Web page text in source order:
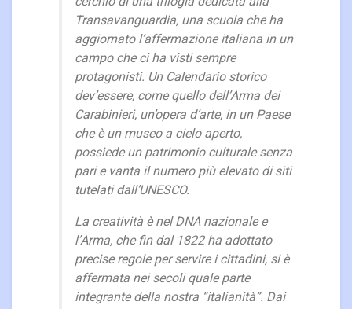
Transavanguardia, una scuola che ha
aggiornato l’affermazione italiana in un
campo che ci ha visti sempre
protagonisti. Un Calendario storico
dev’essere, come quello dell’Arma dei
Carabinieri, un’opera d’arte, in un Paese
che è un museo a cielo aperto,
possiede un patrimonio culturale senza
pari e vanta il numero più elevato di siti
tutelati dall’UNESCO.
La creatività è nel DNA nazionale e
l’Arma, che fin dal 1822 ha adottato
precise regole per servire i cittadini, si è
affermata nei secoli quale parte
integrante della nostra “italianità”. Dai